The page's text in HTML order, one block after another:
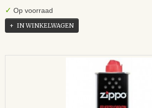
✓ Op voorraad
IN WINKELWAGEN